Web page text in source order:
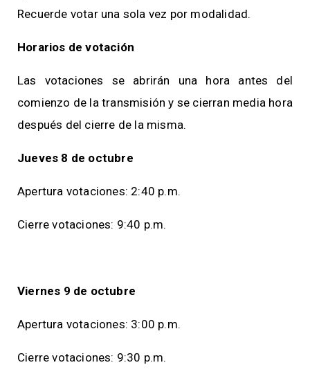
Recuerde votar una sola vez por modalidad.
Horarios de votación
Las votaciones se abrirán una hora antes del
comienzo de la transmisión y se cierran media hora
después del cierre de la misma.
Jueves 8 de octubre
Apertura votaciones: 2:40 p.m.
Cierre votaciones: 9:40 p.m.
Viernes 9 de octubre
Apertura votaciones: 3:00 p.m.
Cierre votaciones: 9:30 p.m.